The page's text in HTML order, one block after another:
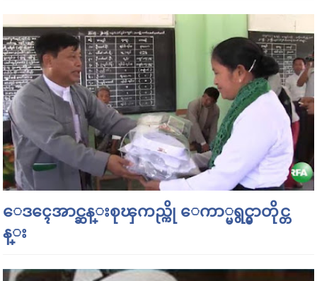
ေဒၚေအာင္ဆန္းစုၾကည္ကို ေကာ္မရွင္မွာတိုင္တ
န္း